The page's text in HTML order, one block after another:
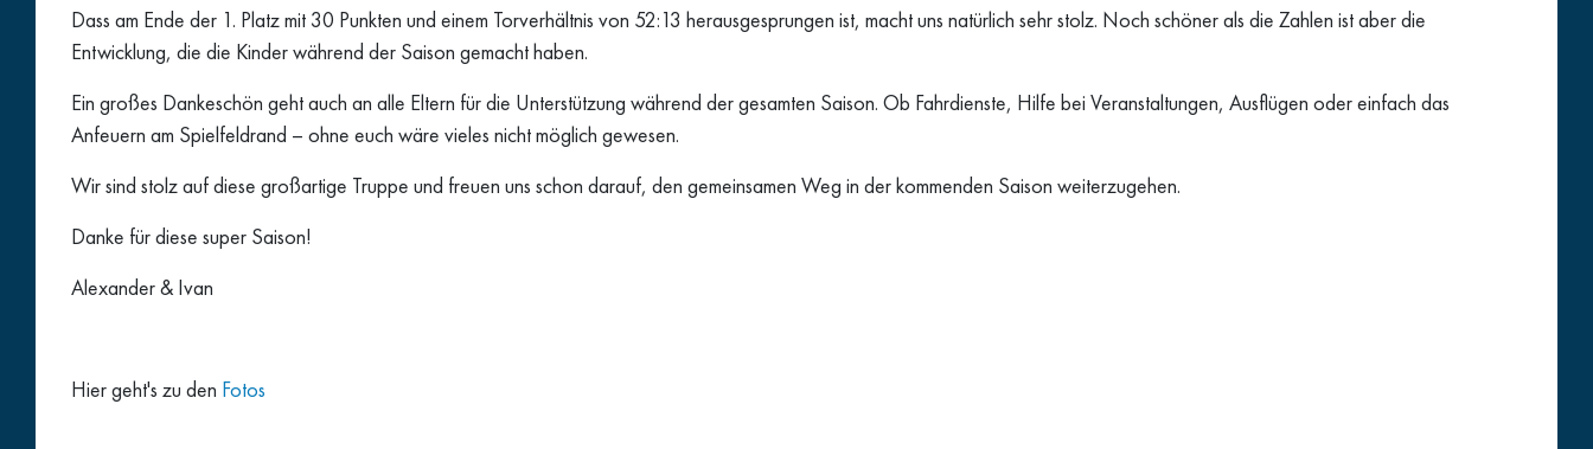
Dass am Ende der 1. Platz mit 30 Punkten und einem Torverhältnis von 52:13 herausgesprungen ist, macht uns natürlich sehr stolz. Noch schöner als die Zahlen ist aber die
Entwicklung, die die Kinder während der Saison gemacht haben.
Ein großes Dankeschön geht auch an alle Eltern für die Unterstützung während der gesamten Saison. Ob Fahrdienste, Hilfe bei Veranstaltungen, Ausflügen oder einfach das
Anfeuern am Spielfeldrand – ohne euch wäre vieles nicht möglich gewesen.
Wir sind stolz auf diese großartige Truppe und freuen uns schon darauf, den gemeinsamen Weg in der kommenden Saison weiterzugehen.
Danke für diese super Saison!
Alexander & Ivan
Hier geht's zu den Fotos